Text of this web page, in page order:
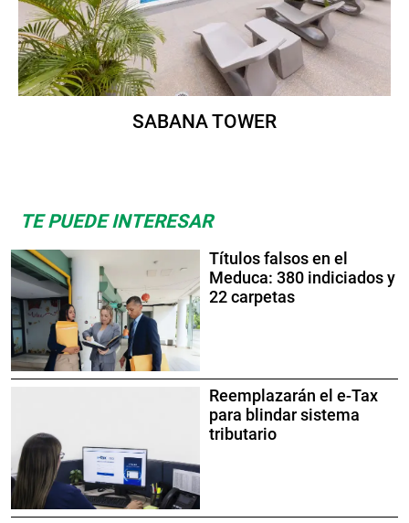
SABANA TOWER
TE PUEDE INTERESAR
Títulos falsos en el
Meduca: 380 indiciados y
22 carpetas
Reemplazarán el e-Tax
para blindar sistema
tributario